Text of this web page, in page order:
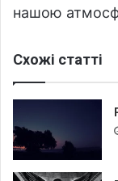
нашою
Схожі статті